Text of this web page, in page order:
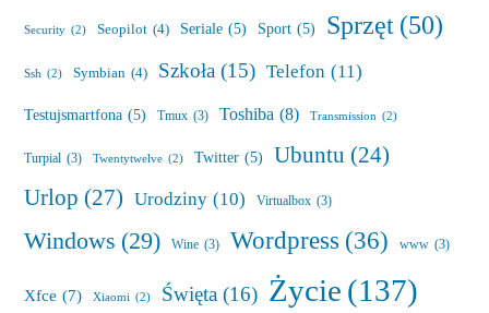
Security (2) Seopilot (4) Seriale (5) Sport (5) Sprzęt(50)
Ssh (2) Symbian (4) Szkoła (15) Telefon (11)
Testujsmartfona (5) Tmux (3) Toshiba (8) Transmission (2)
Turpial (3) Twentytwelve (2) Twitter (5) Ubuntu (24)
Urlop (27) Urodziny (10) Virtualbox (3)
Windows (29) Wine (3) Wordpress (36) www (3)
Xfce (7) Xiaomi (2) Święta (16) Życie(137)